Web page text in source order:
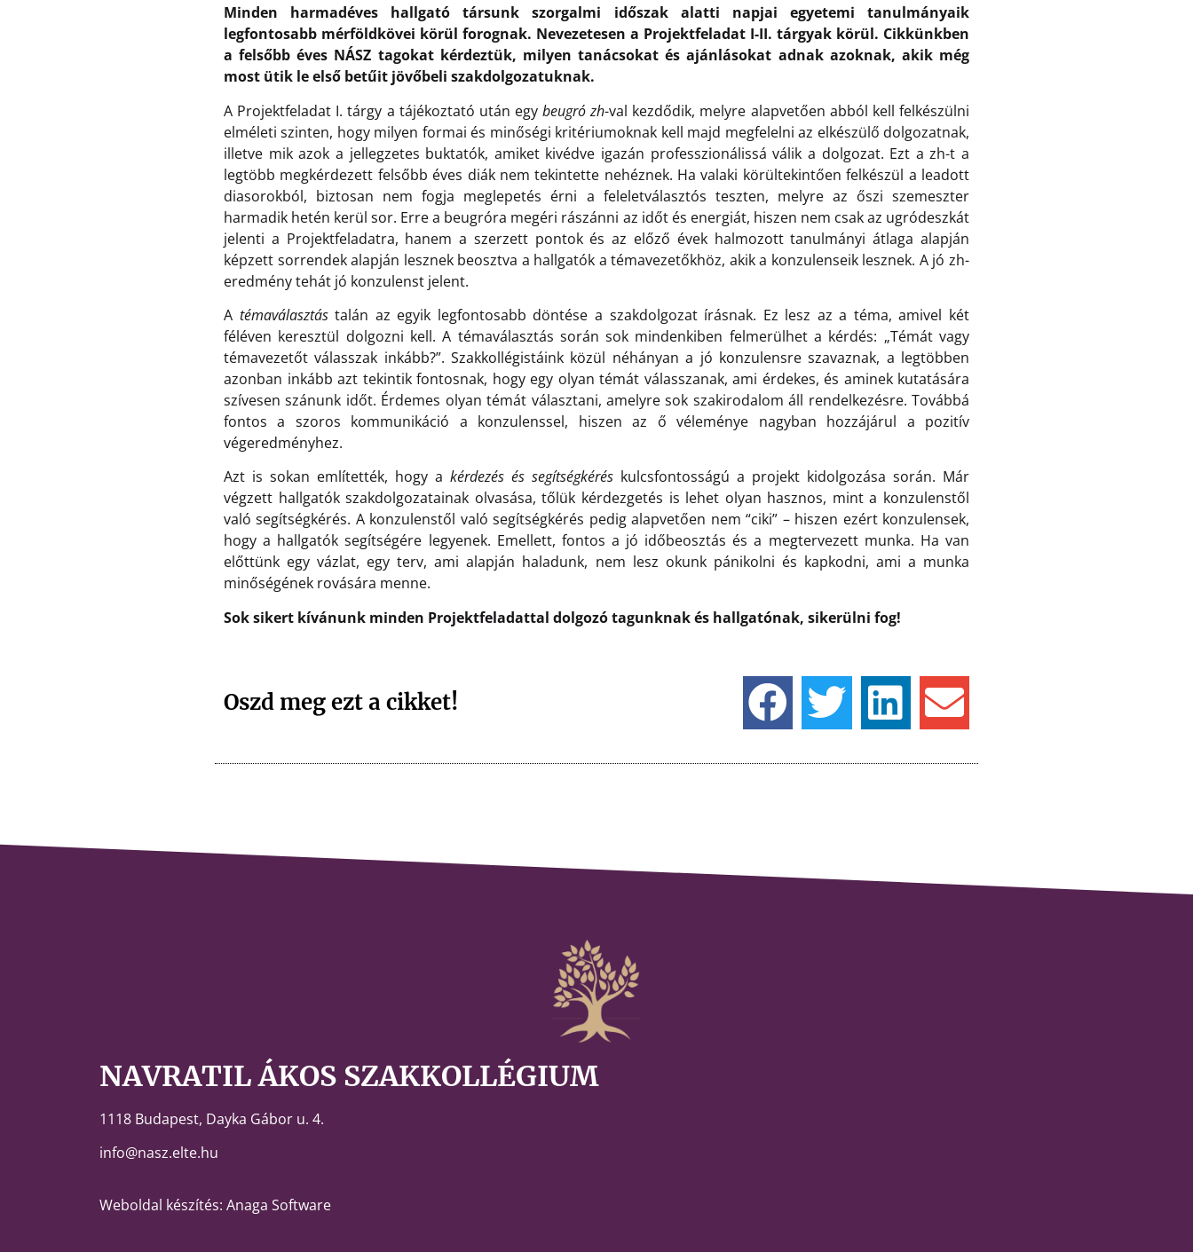
Minden harmadéves hallgató társunk szorgalmi időszak alatti napjai egyetemi tanulmányaik
legfontosabb mérföldkövei körül forognak. Nevezetesen a Projektfeladat I-II. tárgyak körül. Cikkünkben
a felsőbb éves NÁSZ tagokat kérdeztük, milyen tanácsokat és ajánlásokat adnak azoknak, akik még
most ütik le első betűit jövőbeli szakdolgozatuknak.
A Projektfeladat I. tárgy a tájékoztató után egybeugró zh-val kezdődik, melyre alapvetően abból kell felkészülni
elméleti szinten, hogy milyen formai és minőségi kritériumoknak kell majd megfelelni az elkészülő dolgozatnak,
illetve mik azok a jellegzetes buktatók, amiket kivédve igazán professzionálissá válik a dolgozat. Ezt a zh-t a
legtöbb megkérdezett felsőbb éves diák nem tekintette nehéznek. Ha valaki körültekintően felkészül a leadott
diasorokból, biztosan nem fogja meglepetés érni a feleletválasztós teszten, melyre az őszi szemeszter
harmadik hetén kerül sor. Erre a beugróra megéri rászánni az időt és energiát, hiszen nem csak az ugródeszkát
jelenti a Projektfeladatra, hanem a szerzett pontok és az előző évek halmozott tanulmányi átlaga alapján
képzett sorrendek alapján lesznek beosztva a hallgatók a témavezetőkhöz, akik a konzulenseik lesznek. A jó zh-
eredmény tehát jó konzulenst jelent.
A témaválasztástalán az egyik legfontosabb döntése a szakdolgozat írásnak. Ez lesz az a téma, amivel két
féléven keresztül dolgozni kell. A témaválasztás során sok mindenkiben felmerülhet a kérdés: „Témát vagy
témavezetőt válasszak inkább?”. Szakkollégistáink közül néhányan a jó konzulensre szavaznak, a legtöbben
azonban inkább azt tekintik fontosnak, hogy egy olyan témát válasszanak, ami érdekes, és aminek kutatására
szívesen szánunk időt. Érdemes olyan témát választani, amelyre sok szakirodalom áll rendelkezésre. Továbbá
fontos a szoros kommunikáció a konzulenssel, hiszen az ő véleménye nagyban hozzájárul a pozitív
végeredményhez.
Azt is sokan említették, hogy a kérdezés és segítségkérés kulcsfontosságú a projekt kidolgozása során. Már
végzett hallgatók szakdolgozatainak olvasása, tőlük kérdezgetés is lehet olyan hasznos, mint a konzulenstől
való segítségkérés. A konzulenstől való segítségkérés pedig alapvetően nem “ciki” – hiszen ezért konzulensek,
hogy a hallgatók segítségére legyenek. Emellett, fontos a jó időbeosztás és a megtervezett munka. Ha van
előttünk egy vázlat, egy terv, ami alapján haladunk, nem lesz okunk pánikolni és kapkodni, ami a munka
minőségének rovására menne.
Sok sikert kívánunk minden Projektfeladattal dolgozó tagunknak és hallgatónak, sikerülni fog!
Oszd meg ezt a cikket!
NAVRATIL ÁKOS SZAKKOLLÉGIUM
1118 Budapest, Dayka Gábor u. 4.
info@nasz.elte.hu
Weboldal készítés: Anaga Software